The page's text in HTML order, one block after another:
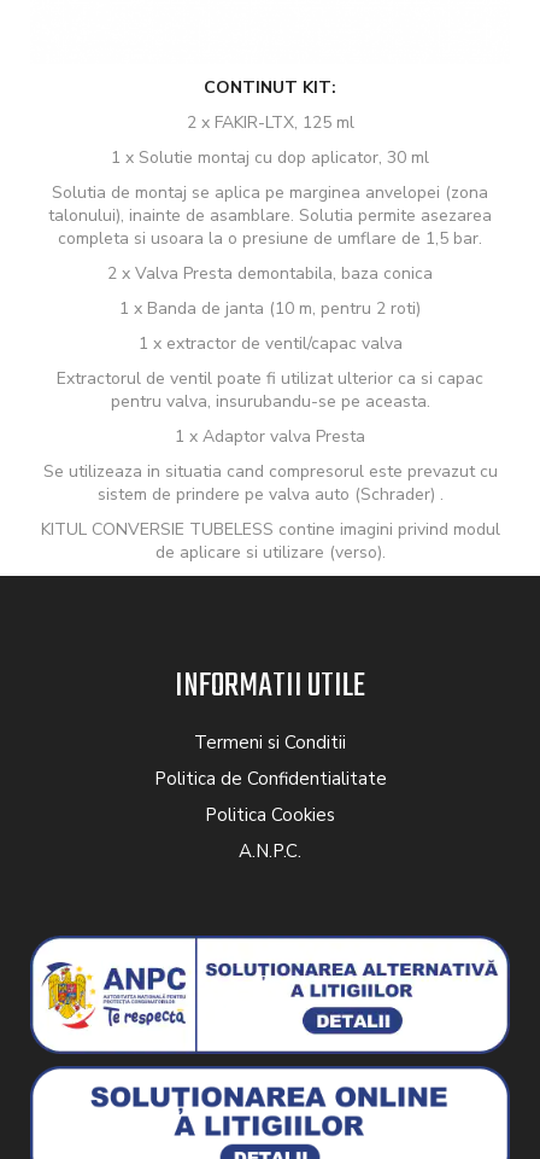
CONTINUT KIT:
2 x FAKIR-LTX, 125 ml
1 x Solutie montaj cu dop aplicator, 30 ml
Solutia de montaj se aplica pe marginea anvelopei (zona
talonului), inainte de asamblare. Solutia permite asezarea
completa si usoara la o presiune de umflare de 1,5 bar.
2 x Valva Presta demontabila, baza conica
1 x Banda de janta (10 m, pentru 2 roti)
1 x extractor de ventil/capac valva
Extractorul de ventil poate fi utilizat ulterior ca si capac
pentru valva, insurubandu-se pe aceasta.
1 x Adaptor valva Presta
Se utilizeaza in situatia cand compresorul este prevazut cu
sistem de prindere pe valva auto (Schrader) .
KITUL CONVERSIE TUBELESS contine imagini privind modul
de aplicare si utilizare (verso).
INFORMATII UTILE
Termeni si Conditii
Politica de Confidentialitate
Politica Cookies
A.N.P.C.